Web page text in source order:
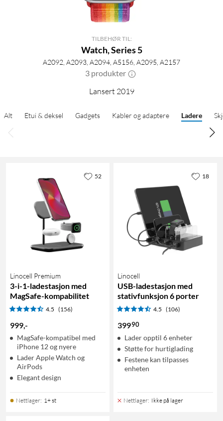
TILBEHØR TIL:
Watch, Series 5
A2092, A2093, A2094, A5156, A2095, A2157
3 produkter
Lansert 2019
Alt Etui & deksel Gadgets Kabler og adaptere Ladere
Linocell Premium
3-i-1-ladestasjon med
MagSafe-kompabilitet
4.5 (156)
999,-
MagSafe-kompatibel med
iPhone 12 og nyere
Lader Apple Watch og
AirPods
Elegant design
Nettlager: 1+ st
52
Linocell
USB-ladestasjon med
stativfunksjon 6 porter
4.5 (106)
39990
Lader opptil 6 enheter
Støtte for hurtiglading
Festene kan tilpasses
enheten
Nettlager: Ikke på lager
18